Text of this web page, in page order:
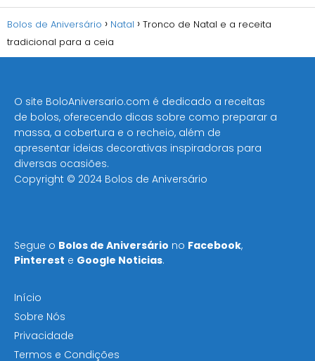
Bolos de Aniversário Natal
Tronco de Natal e a receita
tradicional para a ceia
O site BoloAniversario.com é dedicado a receitas
de bolos, oferecendo dicas sobre como preparar a
massa, a cobertura e o recheio, além de
apresentar ideias decorativas inspiradoras para
diversas ocasiões​.
Copyright © 2024 Bolos de Aniversário
Segue o Bolos de Aniversário no Facebook,
Pinterest e Google Noticias.
Início
Sobre Nós
Privacidade
Termos e Condições